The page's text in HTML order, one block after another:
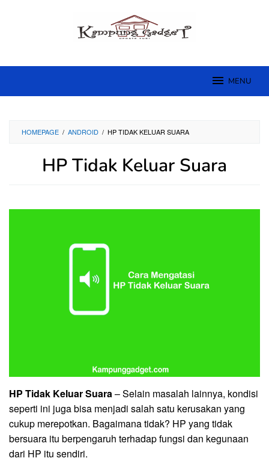
MENU
HOMEPAGE / ANDROID / HP TIDAK KELUAR SUARA
HP Tidak Keluar Suara
HP Tidak Keluar Suara– Selain masalah lainnya, kondisi
seperti ini juga bisa menjadi salah satu kerusakan yang
cukup merepotkan. Bagaimana tidak? HP yang tidak
bersuara itu berpengaruh terhadap fungsi dan kegunaan
dari HP itu sendiri.